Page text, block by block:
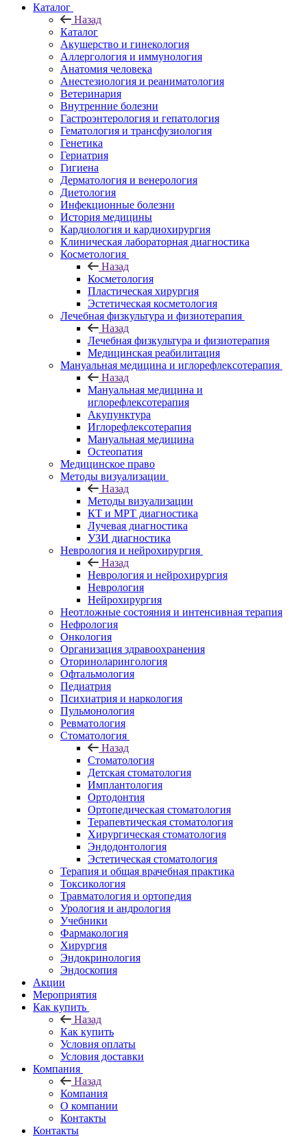
Каталог
Назад
Каталог
Акушерство и гинекология
Аллергология и иммунология
Анатомия человека
Анестезиология и реаниматология
Ветеринария
Внутренние болезни
Гастроэнтерология и гепатология
Гематология и трансфузиология
Генетика
Гериатрия
Гигиена
Дерматология и венерология
Диетология
Инфекционные болезни
История медицины
Кардиология и кардиохирургия
Клиническая лабораторная диагностика
Косметология
Назад
Косметология
Пластическая хирургия
Эстетическая косметология
Лечебная физкультура и физиотерапия
Назад
Лечебная физкультура и физиотерапия
Медицинская реабилитация
Мануальная медицина и иглорефлексотерапия
Назад
Мануальная медицина и
иглорефлексотерапия
Акупунктура
Иглорефлексотерапия
Мануальная медицина
Остеопатия
Медицинское право
Методы визуализации
Назад
Методы визуализации
КТ и МРТ диагностика
Лучевая диагностика
УЗИ диагностика
Неврология и нейрохирургия
Назад
Неврология и нейрохирургия
Неврология
Нейрохирургия
Неотложные состояния и интенсивная терапия
Нефрология
Онкология
Организация здравоохранения
Оториноларингология
Офтальмология
Педиатрия
Психиатрия и наркология
Пульмонология
Ревматология
Стоматология
Назад
Стоматология
Детская стоматология
Имплантология
Ортодонтия
Ортопедическая стоматология
Терапевтическая стоматология
Хирургическая стоматология
Эндодонтология
Эстетическая стоматология
Терапия и общая врачебная практика
Токсикология
Травматология и ортопедия
Урология и андрология
Учебники
Фармакология
Хирургия
Эндокринология
Эндоскопия
Акции
Мероприятия
Как купить
Назад
Как купить
Условия оплаты
Условия доставки
Компания
Назад
Компания
О компании
Контакты
Контакты